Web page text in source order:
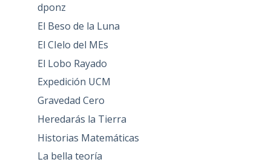
dponz
El Beso de la Luna
El CIelo del MEs
El Lobo Rayado
Expedición UCM
Gravedad Cero
Heredarás la Tierra
Historias Matemáticas
La bella teoría